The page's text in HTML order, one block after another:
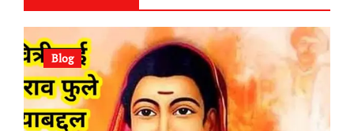
Blog